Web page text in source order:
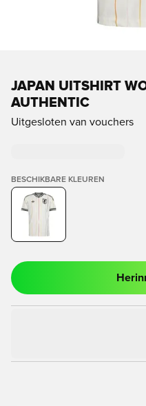
JAPAN UITSHIRT
AUTHENTIC
Uitgesloten van vouchers
BESCHIKBARE KLEUREN